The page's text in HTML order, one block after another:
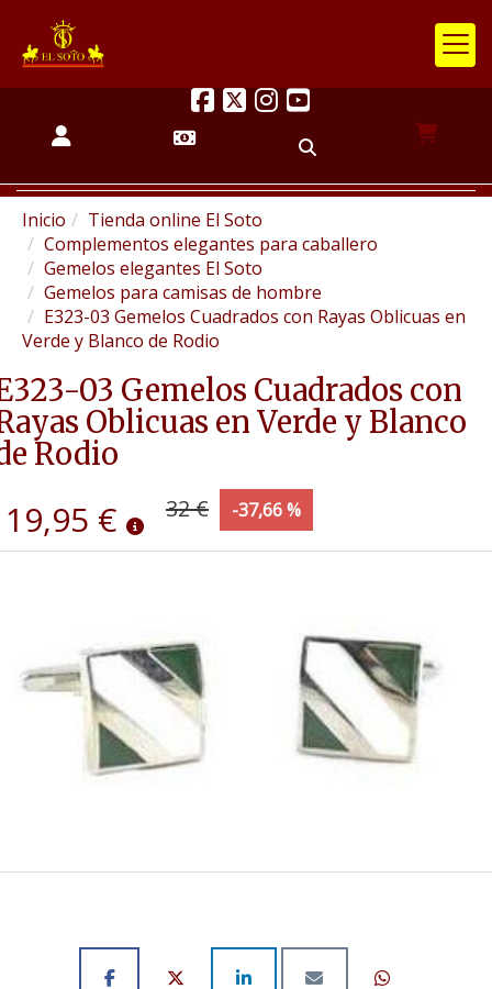
Inicio
Tienda online El Soto
Complementos elegantes para caballero
Gemelos elegantes El Soto
Gemelos para camisas de hombre
E323-03 Gemelos Cuadrados con Rayas Oblicuas en
Verde y Blanco de Rodio
03 Gemelos Cuadrados con
Oblicuas en Verde y Blanco
Rodio
19,95 € 32 € -37,66 %